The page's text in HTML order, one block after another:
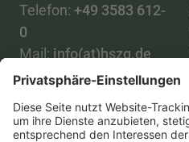
Telefon: +49 3583 612-
0
Mail: info(at)hszg.de